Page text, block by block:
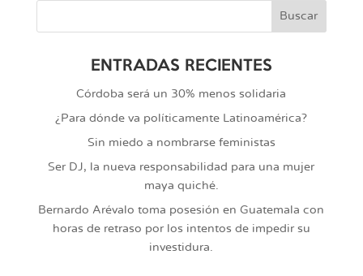
ENTRADAS RECIENTES
Córdoba será un 30% menos solidaria
¿Para dónde va políticamente Latinoamérica?
Sin miedo a nombrarse feministas
Ser DJ, la nueva responsabilidad para una mujer
maya quiché.
Bernardo Arévalo toma posesión en Guatemala con
horas de retraso por los intentos de impedir su
investidura.